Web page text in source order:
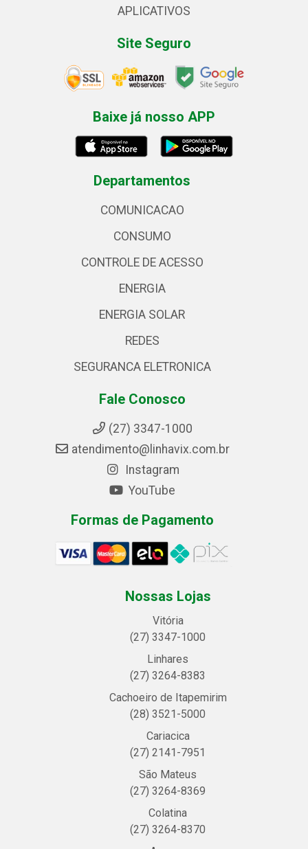
APLICATIVOS
Site Seguro
Baixe já nosso APP
Departamentos
COMUNICACAO
CONSUMO
CONTROLE DE ACESSO
ENERGIA
ENERGIA SOLAR
REDES
SEGURANCA ELETRONICA
Fale Conosco
(27) 3347-1000
atendimento@linhavix.com.br
Instagram
YouTube
Formas de Pagamento
Nossas Lojas
Vitória
(27) 3347-1000
Linhares
(27) 3264-8383
Cachoeiro de Itapemirim
(28) 3521-5000
Cariacica
(27) 2141-7951
São Mateus
(27) 3264-8369
Colatina
(27) 3264-8370